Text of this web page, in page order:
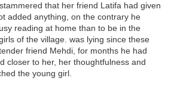
that her friend Latifa had given
added anything, on the contrary he
reading at home than to be in the
of the village. was lying since these
friend Mehdi, for months he had
closer to her, her thoughtfulness and
the young girl.